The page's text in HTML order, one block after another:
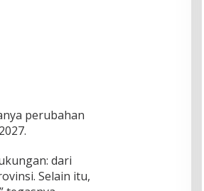
perubahan
dari
Selain itu,